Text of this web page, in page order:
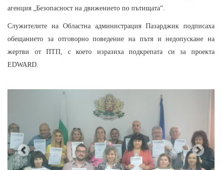
агенция „Безопасност на движението по пътищата“.
Служителите на Областна администрация Пазарджик подписаха
обещанието за отговорно поведение на пътя и недопускане на
жертви от ПТП, с което изразиха подкрепата си за проекта
EDWARD.